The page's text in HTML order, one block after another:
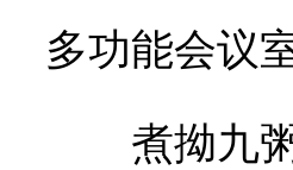
多功能会议
煮拗九